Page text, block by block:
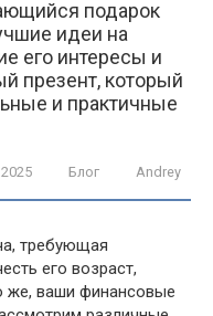
подарок
идеи на
его интересы и
презент, который
и практичные
Блог Andrey
требующая
его возраст,
же, ваши финансовые